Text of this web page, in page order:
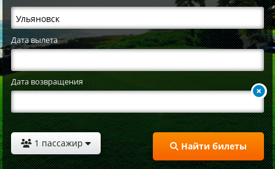
Дата вылета
Дата возвращения
1 пассажир Найти билеты